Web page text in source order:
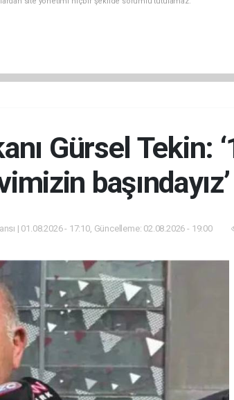
Gürsel Tekin:
başındayız’
| 01.08.2026 - 17:10, Güncelleme: 02.08.2026 - 19:00